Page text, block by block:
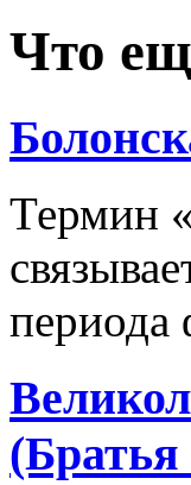
Что
Термин
периода